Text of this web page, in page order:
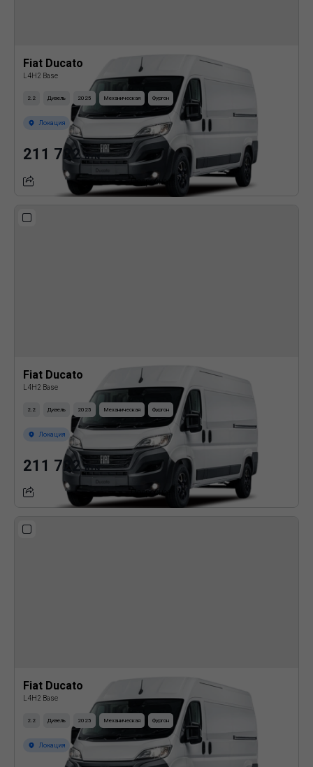
Fiat Ducato
L4H2 Base
2.2 Дизель 2025 Механическая Фургон
Локация
211 722 BYN
Подробнее
Fiat Ducato
L4H2 Base
2.2 Дизель 2025 Механическая Фургон
Локация
211 722 BYN
Подробнее
Fiat Ducato
L4H2 Base
2.2 Дизель 2025 Механическая Фургон
Локация